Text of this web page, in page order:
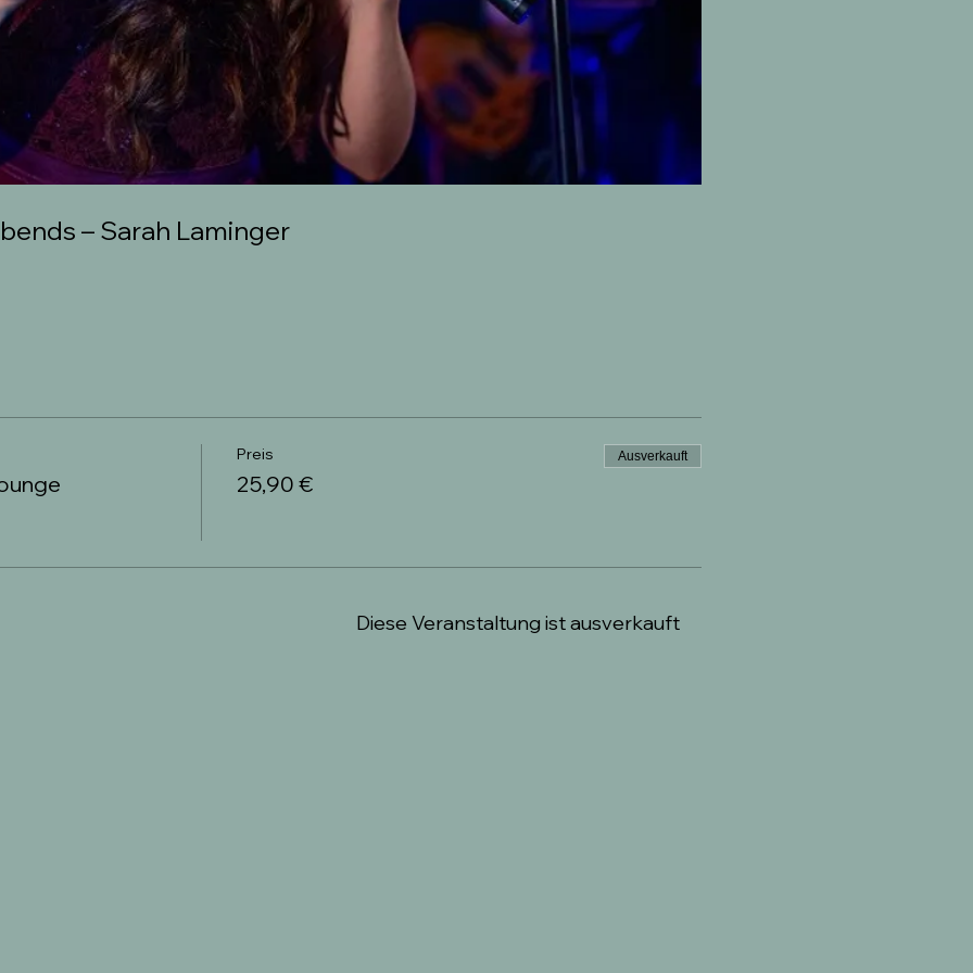
– Sarah Laminger
Preis
25,90 €
Ausverkauft
Diese Veranstaltung ist ausverkauft